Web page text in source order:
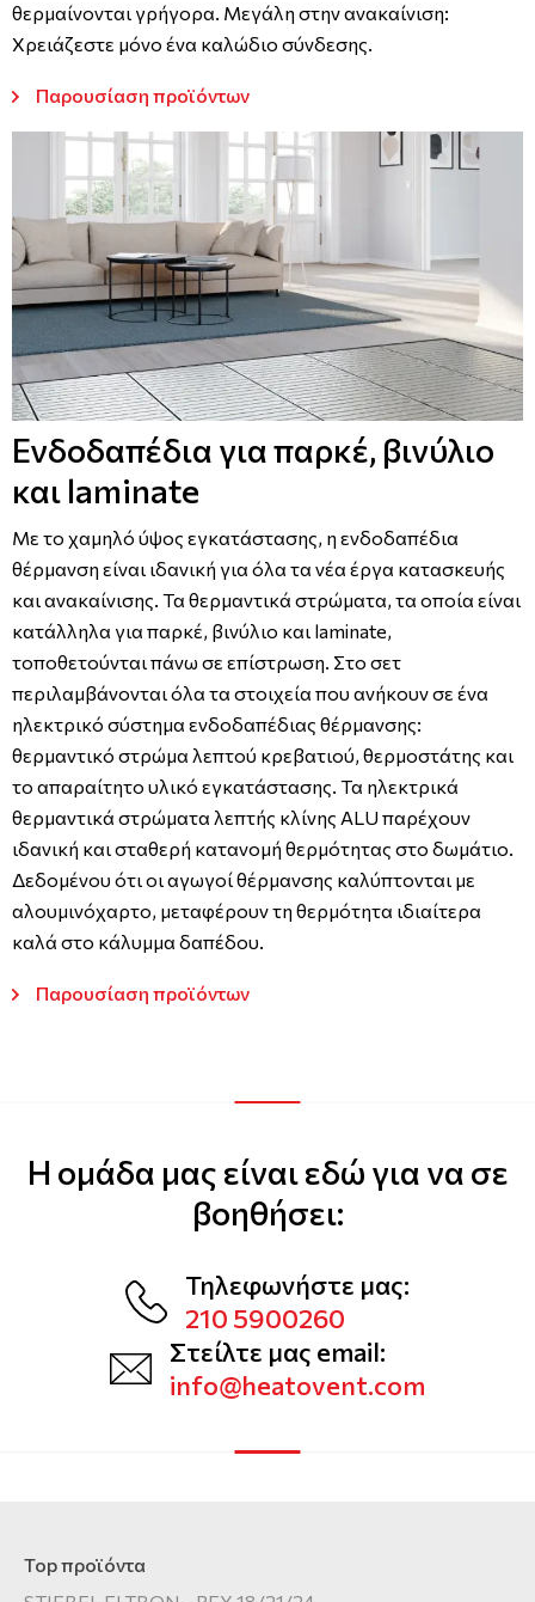
θερμαίνονται γρήγορα. Μεγάλη στην ανακαίνιση:
Χρειάζεστε μόνο ένα καλώδιο σύνδεσης.
Παρουσίαση προϊόντων
Ενδοδαπέδια για παρκέ, βινύλιο
και laminate
Με το χαμηλό ύψος εγκατάστασης, η ενδοδαπέδια
θέρμανση είναι ιδανική για όλα τα νέα έργα κατασκευής
και ανακαίνισης. Τα θερμαντικά στρώματα, τα οποία είναι
κατάλληλα για παρκέ, βινύλιο και laminate,
τοποθετούνται πάνω σε επίστρωση. Στο σετ
περιλαμβάνονται όλα τα στοιχεία που ανήκουν σε ένα
ηλεκτρικό σύστημα ενδοδαπέδιας θέρμανσης:
θερμαντικό στρώμα λεπτού κρεβατιού, θερμοστάτης και
το απαραίτητο υλικό εγκατάστασης. Τα ηλεκτρικά
θερμαντικά στρώματα λεπτής κλίνης ALU παρέχουν
ιδανική και σταθερή κατανομή θερμότητας στο δωμάτιο.
Δεδομένου ότι οι αγωγοί θέρμανσης καλύπτονται με
αλουμινόχαρτο, μεταφέρουν τη θερμότητα ιδιαίτερα
καλά στο κάλυμμα δαπέδου.
Παρουσίαση προϊόντων
Η ομάδα μας είναι εδώ για να σε
βοηθήσει:
Τηλεφωνήστε μας:
210 5900260
Στείλτε μας email:
info@heatovent.com
Top προϊόντα